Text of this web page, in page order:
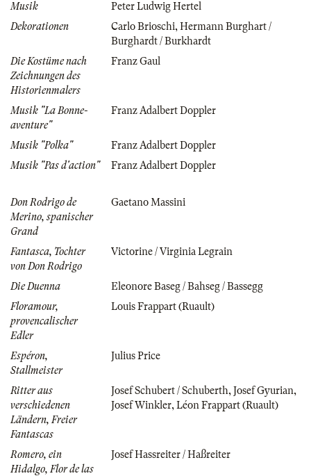
Musik
Peter Ludwig Hertel
Dekorationen
Carlo Brioschi,Hermann Burghart /
Burghardt / Burkhardt
Die Kostüme nach
Zeichnungen des
Historienmalers
Franz Gaul
Musik "La Bonne-
aventure"
Franz Adalbert Doppler
Musik "Polka"
Franz Adalbert Doppler
Musik "Pas d'action"
Franz Adalbert Doppler
Don Rodrigo de
Merino, spanischer
Grand
Gaetano Massini
Fantasca, Tochter
von Don Rodrigo
Victorine / Virginia Legrain
Die Duenna
Eleonore Baseg / Bahseg / Bassegg
Floramour,
provencalischer
Edler
Louis Frappart (Ruault)
Espéron,
Stallmeister
Julius Price
Ritter aus
verschiedenen
Ländern, Freier
Fantascas
Josef Schubert / Schuberth,Josef Gyurian,
Josef Winkler,Léon Frappart (Ruault)
Romero, ein
Hidalgo, Flor de las
Josef Hassreiter / Haßreiter